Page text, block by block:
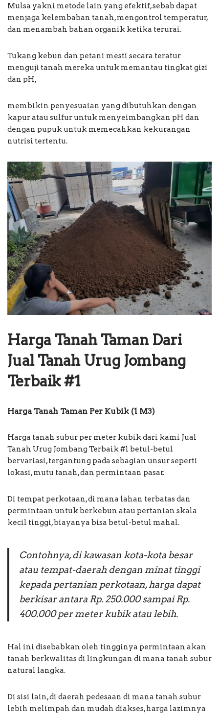
Mulsa yakni metode lain yang efektif, sebab dapat
menjaga kelembaban tanah, mengontrol temperatur,
dan menambah bahan organik ketika terurai.
Tukang kebun dan petani mesti secara teratur
menguji tanah mereka untuk memantau tingkat gizi
dan pH,
membikin penyesuaian yang dibutuhkan dengan
kapur atau sulfur untuk menyeimbangkan pH dan
dengan pupuk untuk memecahkan kekurangan
nutrisi tertentu.
Harga Tanah Taman Dari
Jual Tanah Urug Jombang
Terbaik #1
Harga Tanah Taman Per Kubik (1 M3)
Harga tanah subur per meter kubik dari kami Jual
Tanah Urug Jombang Terbaik #1 betul-betul
bervariasi, tergantung pada sebagian unsur seperti
lokasi, mutu tanah, dan permintaan pasar.
Di tempat perkotaan, di mana lahan terbatas dan
permintaan untuk berkebun atau pertanian skala
kecil tinggi, biayanya bisa betul-betul mahal.
Contohnya, di kawasan kota-kota besar
atau tempat-daerah dengan minat tinggi
kepada pertanian perkotaan, harga dapat
berkisar antara Rp. 250.000 sampai Rp.
400.000 per meter kubik atau lebih.
Hal ini disebabkan oleh tingginya permintaan akan
tanah berkwalitas di lingkungan di mana tanah subur
natural langka.
Di sisi lain, di daerah pedesaan di mana tanah subur
lebih melimpah dan mudah diakses, harga lazimnya